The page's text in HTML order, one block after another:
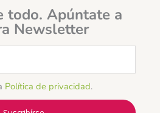
todo. Apúntate a
Newsletter
Política de privacidad.